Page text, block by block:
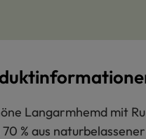
Langarmhemd mit
% aus